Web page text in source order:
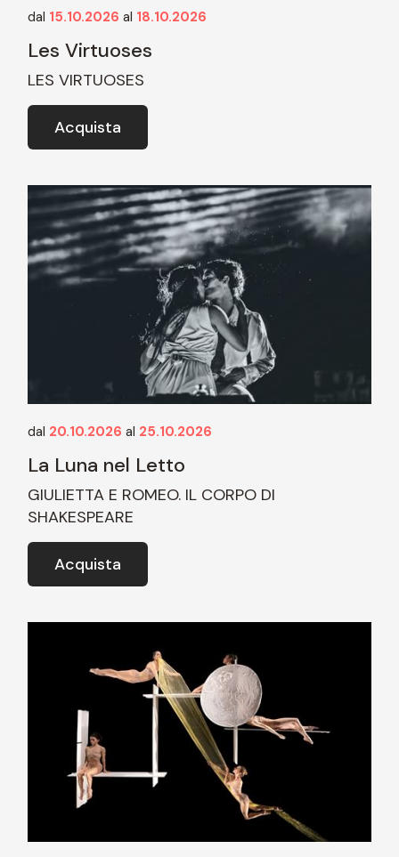
dal 15.10.2026 al 18.10.2026
Les Virtuoses
LES VIRTUOSES
Acquista
dal 20.10.2026 al 25.10.2026
La Luna nel Letto
GIULIETTA E ROMEO. IL CORPO DI
SHAKESPEARE
Acquista